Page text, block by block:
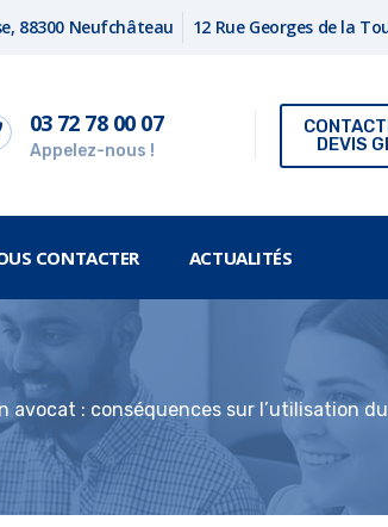
88300 Neufchâteau 12 Rue Georges de la
03 72 78 00 07
Appelez-nous !
DEVIS
CONTACTER ACTUALITÉS
avocat : conséquences sur l’utilisation du